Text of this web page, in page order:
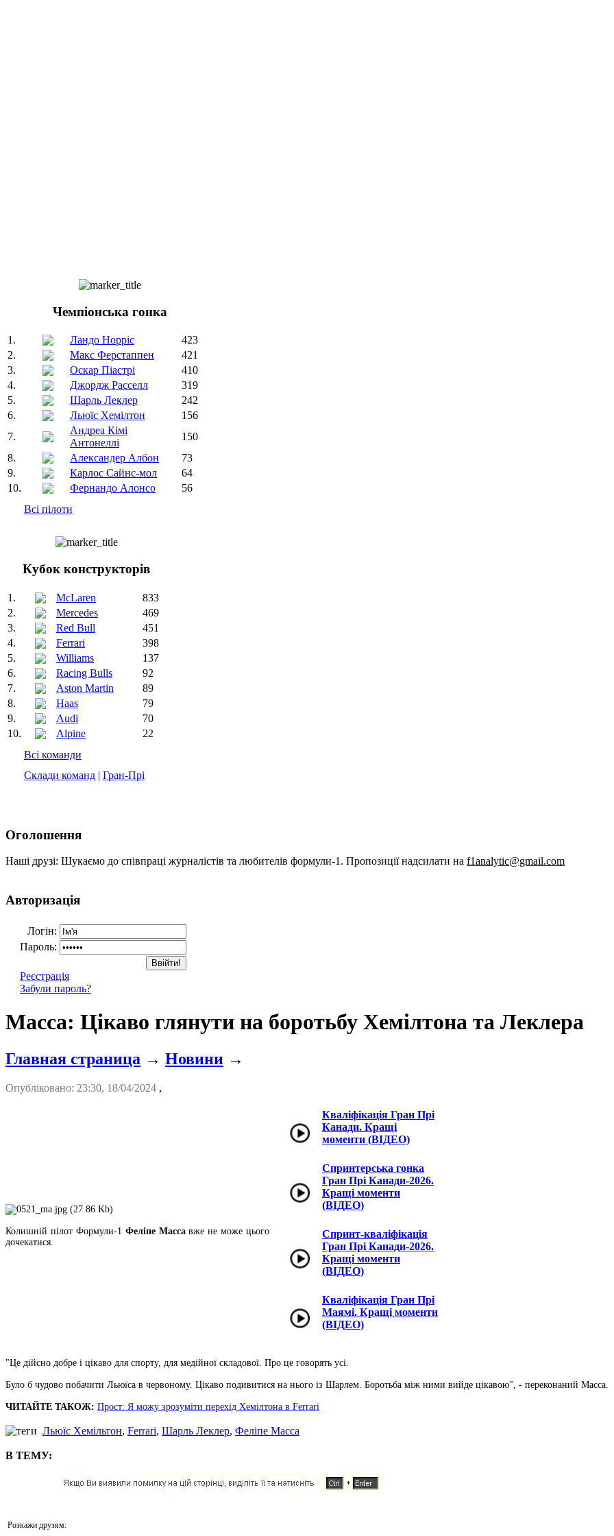
Чемпіонська гонка
1. Ландо Норріс
423
2.
Макс Ферстаппен
421
3.
Оскар Піастрі
410
4.
Джордж Расселл
319
5.
Шарль Леклер
242
6.
Льюїс Хемілтон
156
7.
Андреа Кімі
Антонеллі
150
8.
Александер Албон
73
9.
Карлос Сайнс-мол
64
10.
Фернандо Алонсо
56
Всі пілоти
Кубок конструкторів
1. McLaren
833
2.
Mercedes
469
3.
Red Bull
451
4.
Ferrari
398
5.
Williams
137
6.
Racing Bulls
92
7.
Aston Martin
89
8.
Haas
79
9.
Audi
70
10.
Alpine
22
Всі команди
Склади команд | Гран-Прі
Оголошення
Наші друзі: Шукаємо до співпраці журналістів та любителів формули-1. Пропозиції надсилати на f1analytic@gmail.com
Авторизація
Логін:
Пароль:
Реєстрація
Забули пароль?
Масса: Цікаво глянути на боротьбу Хемілтона та Леклера
Главная страница → Новини →
Опубліковано: 23:30, 18/04/2024 ,
Колишній пілот Формули-1 Феліпе Массавже не може цього
дочекатися.
Кваліфікація Гран Прі
Канади. Кращі
моменти (ВІДЕО)
Спринтерська гонка
Гран Прі Канади-2026.
Кращі моменти
(ВІДЕО)
Спринт-кваліфікація
Гран Прі Канади-2026.
Кращі моменти
(ВІДЕО)
Кваліфікація Гран Прі
Маямі. Кращі моменти
(ВІДЕО)
"Це дійсно добре і цікаво для спорту, для медійної складової. Про це говорять усі.
Було б чудово побачити Льюїса в червоному. Цікаво подивитися на нього із Шарлем. Боротьба між ними вийде цікавою", - переконаний Масса.
ЧИТАЙТЕ ТАКОЖ: Прост: Я можу зрозуміти перехід Хемілтона в Ferrari
Льюїс Хемільтон, Ferrari, Шарль Леклер, Феліпе Масса
В ТЕМУ:
Розкажи друзям: